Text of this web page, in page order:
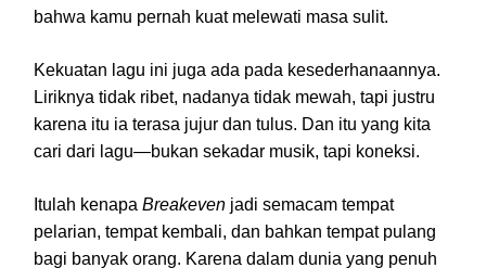
bahwa kamu pernah kuat melewati masa sulit.
Kekuatan lagu ini juga ada pada kesederhanaannya.
Liriknya tidak ribet, nadanya tidak mewah, tapi justru
karena itu ia terasa jujur dan tulus. Dan itu yang kita
cari dari lagu—bukan sekadar musik, tapi koneksi.
Itulah kenapa Breakeven jadi semacam tempat
pelarian, tempat kembali, dan bahkan tempat pulang
bagi banyak orang. Karena dalam dunia yang penuh